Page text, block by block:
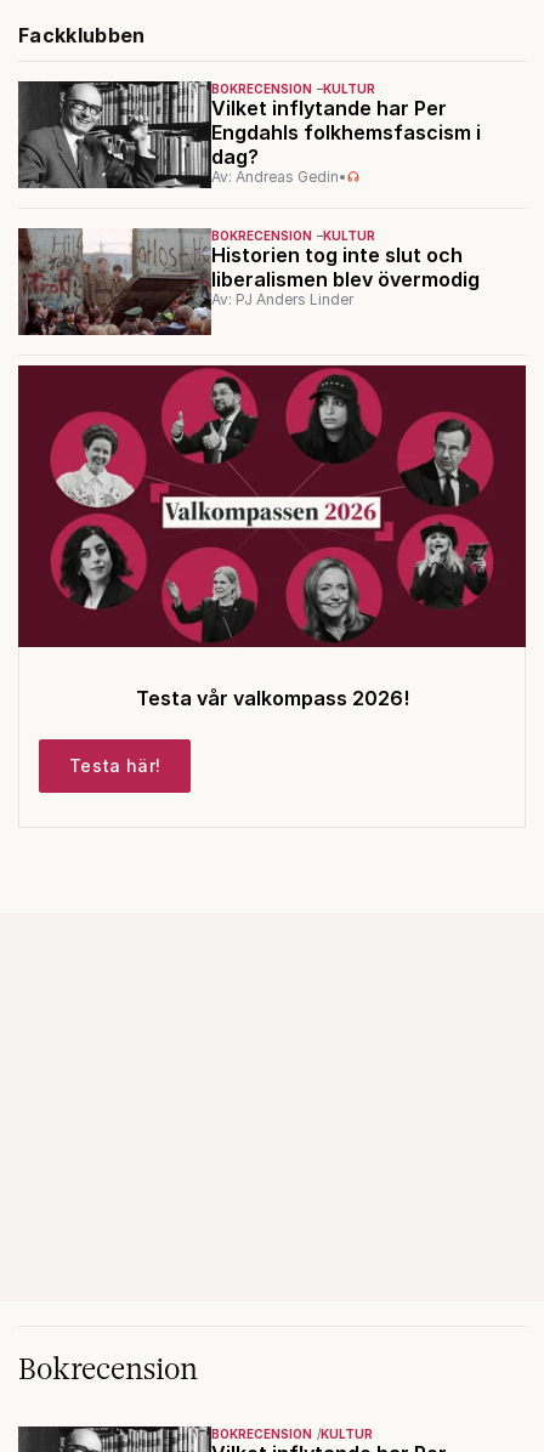
Fackklubben
BOKRECENSION KULTUR
Vilket inflytande har Per
Engdahls folkhemsfascism i
dag?
Av: Andreas Gedin•
BOKRECENSION KULTUR
Historien tog inte slut och
liberalismen blev övermodig
Av: PJ Anders Linder
Testa vår valkompass 2026!
Testa här!
Bokrecension
BOKRECENSION KULTUR